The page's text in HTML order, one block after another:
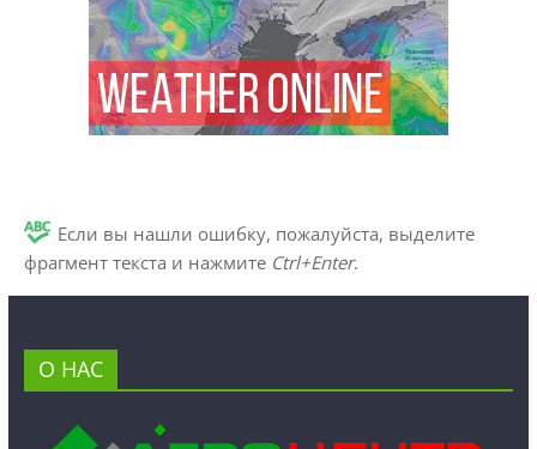
Если вы нашли ошибку, пожалуйста, выделите
фрагмент текста и нажмите Ctrl+Enter.
О НАС